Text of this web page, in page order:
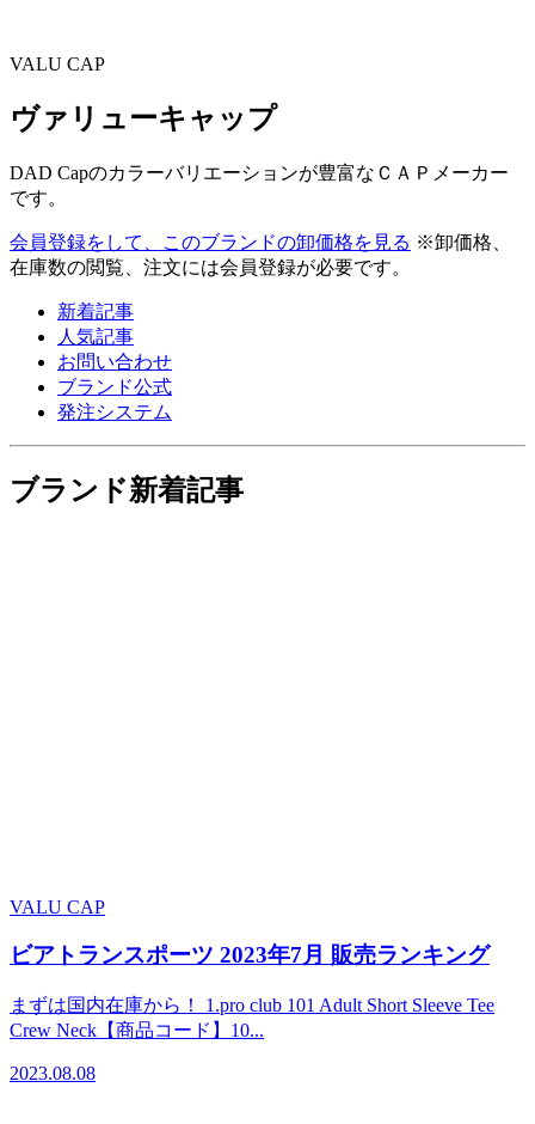
VALU CAP
ヴァリューキャップ
DAD Capのカラーバリエーションが豊富なＣＡＰメーカー
です。
会員登録をして、このブランドの卸価格を見る ※卸価格、
在庫数の閲覧、注文には会員登録が必要です。
新着記事
人気記事
お問い合わせ
ブランド公式
発注システム
ブランド新着記事
VALU CAP
ビアトランスポーツ 2023年7月 販売ランキング
まずは国内在庫から！ 1.pro club 101 Adult Short Sleeve Tee
Crew Neck【商品コード】10...
2023.08.08